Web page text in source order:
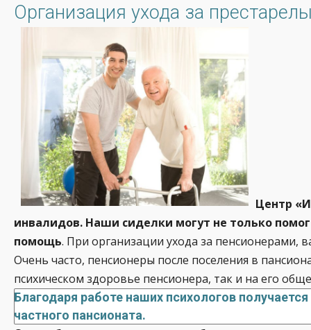
Организация ухода за
Центр
инвалидов. Наши сиделки могут не только
помощь. При организации ухода за пенсионерами,
Очень часто, пенсионеры после поселения в
психическом здоровье пенсионера, так и на его
Благодаря работе наших психологов
частного пансионата.